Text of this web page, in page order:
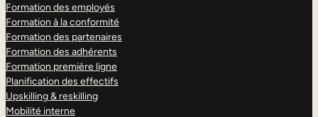
Formation des employés
Formation à la conformité
Formation des partenaires
Formation des adhérents
Formation première ligne
Planification des effectifs
Upskilling & reskilling
Mobilité interne